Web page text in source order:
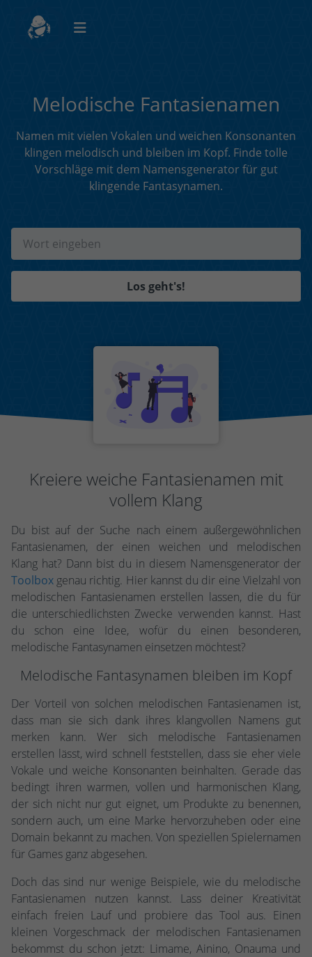
Melodische Fantasienamen
Namen mit vielen Vokalen und weichen Konsonanten
klingen melodisch und bleiben im Kopf. Finde tolle
Vorschläge mit dem Namensgenerator für gut
klingende Fantasynamen.
Los geht's!
Kreiere weiche Fantasienamen mit
vollem Klang
Du bist auf der Suche nach einem außergewöhnlichen
Fantasienamen, der einen weichen und melodischen
Klang hat? Dann bist du in diesem Namensgenerator der
Toolbox genau richtig. Hier kannst du dir eine Vielzahl von
melodischen Fantasienamen erstellen lassen, die du für
die unterschiedlichsten Zwecke verwenden kannst. Hast
du schon eine Idee, wofür du einen besonderen,
melodische Fantasynamen einsetzen möchtest?
Melodische Fantasynamen bleiben im Kopf
Der Vorteil von solchen melodischen Fantasienamen ist,
dass man sie sich dank ihres klangvollen Namens gut
merken kann. Wer sich melodische Fantasienamen
erstellen lässt, wird schnell feststellen, dass sie eher viele
Vokale und weiche Konsonanten beinhalten. Gerade das
bedingt ihren warmen, vollen und harmonischen Klang,
der sich nicht nur gut eignet, um Produkte zu benennen,
sondern auch, um eine Marke hervorzuheben oder eine
Domain bekannt zu machen. Von speziellen Spielernamen
für Games ganz abgesehen.
Doch das sind nur wenige Beispiele, wie du melodische
Fantasienamen nutzen kannst. Lass deiner Kreativität
einfach freien Lauf und probiere das Tool aus. Einen
kleinen Vorgeschmack der melodischen Fantasienamen
bekommst du schon jetzt: Limame, Ainino, Onauma und